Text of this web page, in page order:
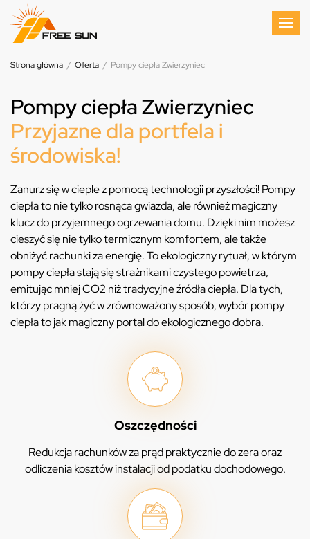
Strona główna / Oferta / Pompy ciepła Zwierzyniec
Pompy ciepła Zwierzyniec
Przyjazne dla portfela i
środowiska!
Zanurz się w cieple z pomocą technologii przyszłości! Pompy
ciepła to nie tylko rosnąca gwiazda, ale również magiczny
klucz do przyjemnego ogrzewania domu. Dzięki nim możesz
cieszyć się nie tylko termicznym komfortem, ale także
obniżyć rachunki za energię. To ekologiczny rytuał, w którym
pompy ciepła stają się strażnikami czystego powietrza,
emitując mniej CO2 niż tradycyjne źródła ciepła. Dla tych,
którzy pragną żyć w zrównoważony sposób, wybór pompy
ciepła to jak magiczny portal do ekologicznego dobra.
Oszczędności
Redukcja rachunków za prąd praktycznie do zera oraz
odliczenia kosztów instalacji od podatku dochodowego.